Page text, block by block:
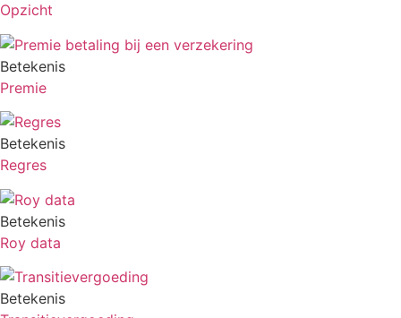
Opzicht
Betekenis
Premie
Betekenis
Regres
Betekenis
Roy data
Betekenis